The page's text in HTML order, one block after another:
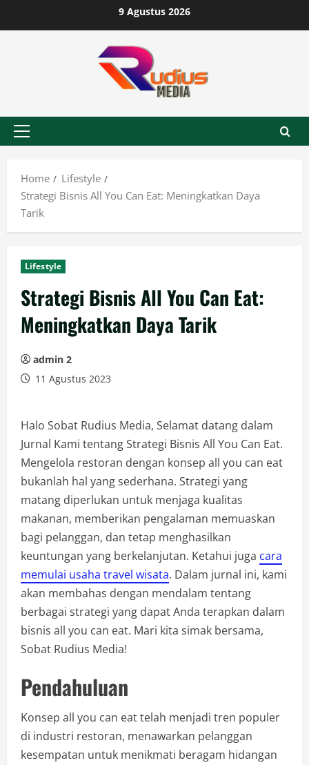
to
9 Agustus 2026
Primary
Home
Lifestyle
Strategi Bisnis All You Can Eat: Meningkatkan Daya
Tarik
Lifestyle
Strategi Bisnis All You Can Eat:
Meningkatkan Daya Tarik
admin 2
11 Agustus 2023
Halo Sobat Rudius Media, Selamat datang dalam
Jurnal Kami tentang Strategi Bisnis All You Can Eat.
Mengelola restoran dengan konsep all you can eat
bukanlah hal yang sederhana. Strategi yang
matang diperlukan untuk menjaga kualitas
makanan, memberikan pengalaman memuaskan
bagi pelanggan, dan tetap menghasilkan
keuntungan yang berkelanjutan. Ketahui juga cara
memulai usaha travel wisata. Dalam jurnal ini, kami
akan membahas dengan mendalam tentang
berbagai strategi yang dapat Anda terapkan dalam
bisnis all you can eat. Mari kita simak bersama,
Sobat Rudius Media!
Pendahuluan
Konsep all you can eat telah menjadi tren populer
di industri restoran, menawarkan pelanggan
kesempatan untuk menikmati beragam hidangan